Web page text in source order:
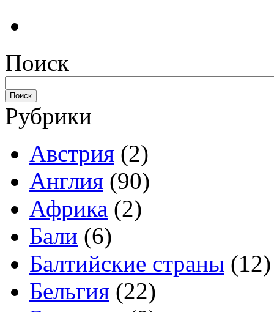
Поиск
Рубрики
Австрия (2)
Англия (90)
Африка (2)
Бали (6)
Балтийские страны (12)
Бельгия (22)